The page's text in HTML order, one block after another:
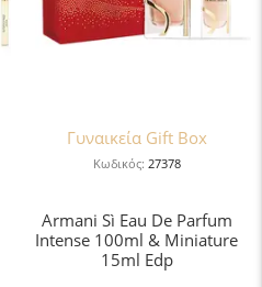
Γυναικεία Gift Box
Κωδικός: 27378
Armani Sì Eau De Parfum
Intense 100ml & Miniature
15ml Edp